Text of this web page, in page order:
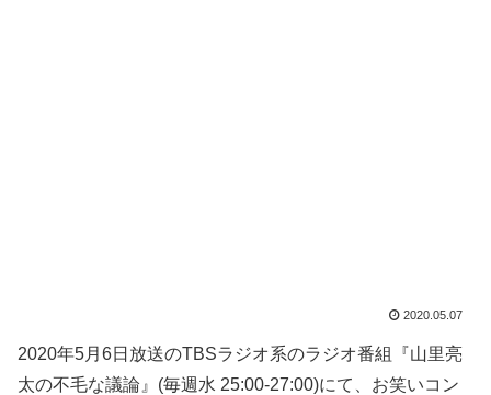
2020.05.07
2020年5月6日放送のTBSラジオ系のラジオ番組『山里亮
太の不毛な議論』(毎週水 25:00-27:00)にて、お笑いコン